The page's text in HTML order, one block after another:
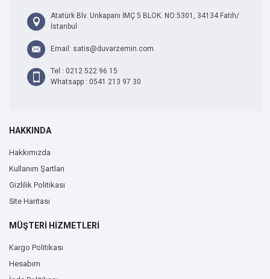
Atatürk Blv. Unkapanı İMÇ 5 BLOK. NO:5301, 34134 Fatih/
İstanbul
Email: satis@duvarzemin.com
Tel : 0212 522 96 15
Whatsapp : 0541 213 97 30
HAKKINDA
Hakkımızda
Kullanım Şartları
Gizlilik Politikası
Site Haritası
MÜŞTERİ HİZMETLERİ
Kargo Politikası
Hesabım